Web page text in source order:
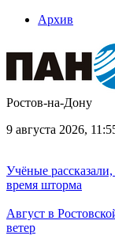
Архив
Ростов-на-Дону
9 августа 2026,
Учёные рассказали,
время шторма
Август в
ветер